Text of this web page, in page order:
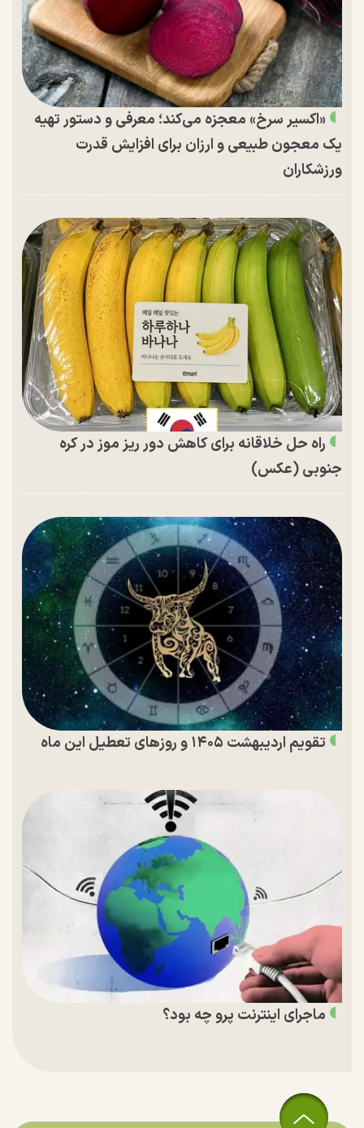
«اکسیر سرخ» معجزه می‌کند؛ معرفی و دستور تهیه
یک معجون طبیعی و ارزان برای افزایش قدرت
ورزشکاران
راه حل خلاقانه برای کاهش دور ریز موز در کره
جنوبی (عکس)
تقویم اردیبهشت ۱۴۰۵ و روز‌های تعطیل این ماه
ماجرای اینترنت پرو چه بود؟